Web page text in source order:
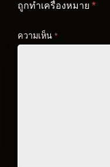
ถูกทำเครื่องหมาย *
ความเห็น *